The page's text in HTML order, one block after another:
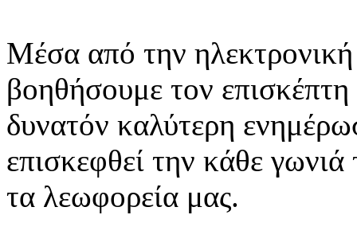
Μέσα από την ηλεκτρονική
βοηθήσουμε τον
δυνατόν καλύτερη
επισκεφθεί την κάθε
τα λεωφορεία μας.